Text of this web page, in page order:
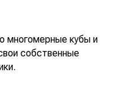
многомерные кубы и
собственные